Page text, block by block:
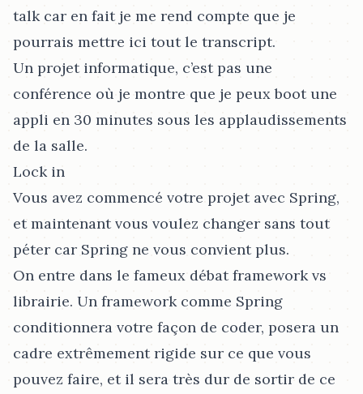
talk car en fait je me rend compte que je
pourrais mettre ici tout le transcript.
Un projet informatique, c’est pas une
conférence où je montre que je peux boot une
appli en 30 minutes sous les applaudissements
de la salle.
Lock in
Vous avez commencé votre projet avec Spring,
et maintenant vous voulez changer sans tout
péter car Spring ne vous convient plus.
On entre dans le fameux débat framework vs
librairie. Un framework comme Spring
conditionnera votre façon de coder, posera un
cadre extrêmement rigide sur ce que vous
pouvez faire, et il sera très dur de sortir de ce